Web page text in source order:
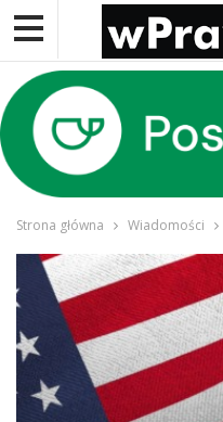
Strona główna Wiadomości